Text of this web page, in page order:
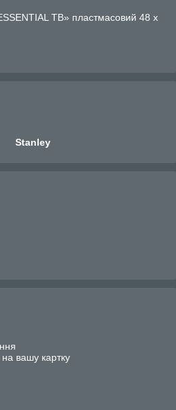
TB» пластмасовий 48 x
Stanley
вашу картку